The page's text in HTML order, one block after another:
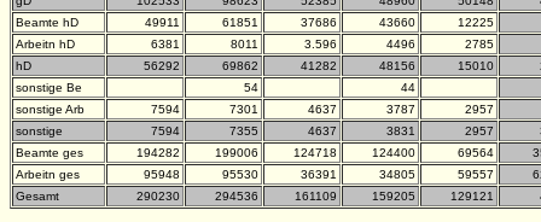
Beamte hD
49911 61851 37686 43660
12225
Arbeitn hD
6381 8011 3.596 4496
2785
hD
56292 69862 41282 48156 15010
sonstige Be
54
44
sonstige Arb
7594 7301 4637 3787
2957
sonstige
7594 7355 4637 3831 2957
Beamte ges
194282 199006 124718 124400 69564
Arbeitn ges
95948 95530 36391 34805 59557
Gesamt
290230 294536 161109 159205 129121